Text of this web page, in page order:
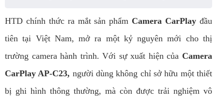
HTD chính thức ra mắt sản phẩm Camera CarPlay đầu
tiên tại Việt Nam, mở ra một kỷ nguyên mới cho thị
trường camera hành trình. Với sự xuất hiện của Camera
CarPlay AP-C23, người dùng không chỉ sở hữu một thiết
bị ghi hình thông thường, mà còn được trải nghiệm vô